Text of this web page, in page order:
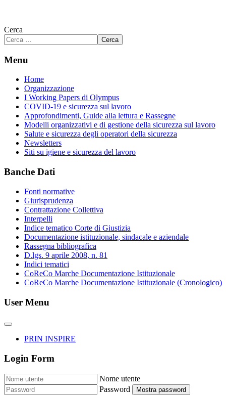
Cerca
Cerca
Menu
Home
Organizzazione
I Working Papers di Olympus
COVID-19 e sicurezza sul lavoro
Approfondimenti, Guide alla lettura e Rassegne
Modelli organizzativi e di gestione della sicurezza sul lavoro
Salute e sicurezza degli operatori della sicurezza
Newsletters
Siti su igiene e sicurezza del lavoro
Banche Dati
Fonti normative
Giurisprudenza
Contrattazione Collettiva
Interpelli
Indice tematico Corte di Giustizia
Documentazione istituzionale, sindacale e aziendale
Rassegna bibliografica
D.lgs. 9 aprile 2008, n. 81
Indici tematici
CoReCo Marche Documentazione Istituzionale
CoReCo Marche Documentazione Istituzionale (Cronologico)
User Menu
PRIN INSPIRE
Login Form
Nome utente
Password
Mostra password